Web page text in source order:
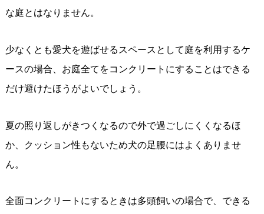
な庭とはなりません。
少なくとも愛犬を遊ばせるスペースとして庭を利用するケ
ースの場合、お庭全てをコンクリートにすることはできる
だけ避けたほうがよいでしょう。
夏の照り返しがきつくなるので外で過ごしにくくなるほ
か、クッション性もないため犬の足腰にはよくありませ
ん。
全面コンクリートにするときは多頭飼いの場合で、できる